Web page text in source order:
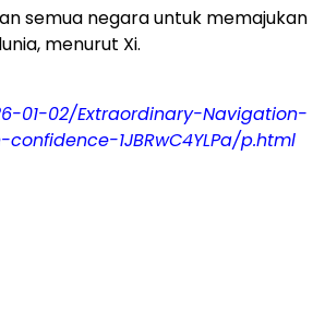
semua negara untuk memajukan
menurut Xi.
01-02/Extraordinary-Navigation-
1JBRwC4YLPa/p.html